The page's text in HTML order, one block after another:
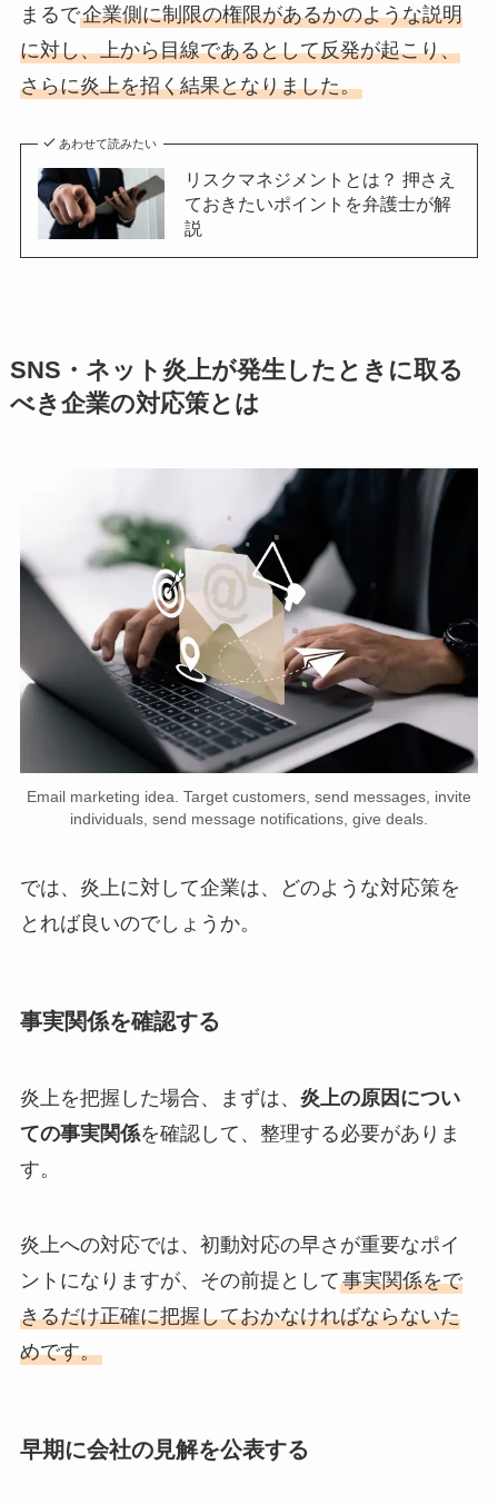
まるで企業側に制限の権限があるかのような説明
に対し、上から目線であるとして反発が起こり、
さらに炎上を招く結果となりました。
あわせて読みたい
リスクマネジメントとは？ 押さえ
ておきたいポイントを弁護士が解
説
SNS・ネット炎上が発生したときに取る
べき企業の対応策とは
Email marketing idea. Target customers, send messages, invite
individuals, send message notifications, give deals.
では、炎上に対して企業は、どのような対応策を
とれば良いのでしょうか。
事実関係を確認する
炎上を把握した場合、まずは、 炎上の原因につい
ての事実関係を確認して、整理する必要がありま
す。
炎上への対応では、初動対応の早さが重要なポイ
ントになりますが、その前提として事実関係をで
きるだけ正確に把握しておかなければならないた
めです。
早期に会社の見解を公表する